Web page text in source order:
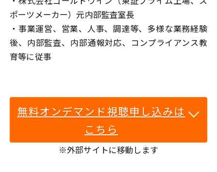
ポーツメーカー）元内部監査室長
・事業運営、営業、人事、調達等、多様な業務経験
後、内部監査、内部通報対応、コンプライアンス教
育等に従事
無料オンデマンド視聴申し込みは
こちら
※外部サイトに移動します